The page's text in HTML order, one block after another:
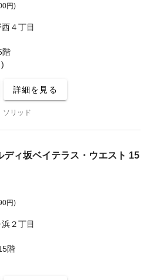
円)
４丁目
階
詳細を見る
ソリッド
ディ坂ベイテラス・ウエスト 15
円)
２丁目
階